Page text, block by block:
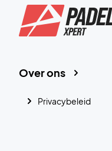
Over ons
Privacybeleid